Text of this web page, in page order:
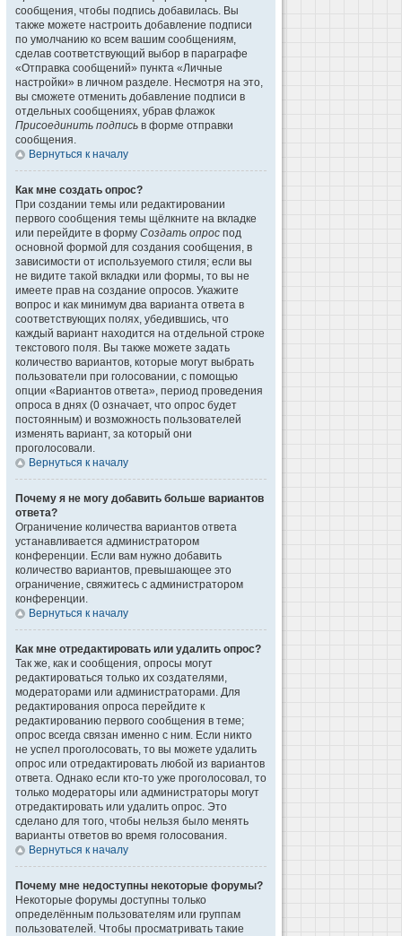
сообщения, чтобы подпись добавилась. Вы
также можете настроить добавление подписи
по умолчанию ко всем вашим сообщениям,
сделав соответствующий выбор в параграфе
«Отправка сообщений» пункта «Личные
настройки» в личном разделе. Несмотря на это,
вы сможете отменить добавление подписи в
отдельных сообщениях, убрав флажок
Присоединить подпись в форме отправки
сообщения.
Вернуться к началу
Как мне создать опрос?
При создании темы или редактировании
первого сообщения темы щёлкните на вкладке
или перейдите в форму Создать опрос под
основной формой для создания сообщения, в
зависимости от используемого стиля; если вы
не видите такой вкладки или формы, то вы не
имеете прав на создание опросов. Укажите
вопрос и как минимум два варианта ответа в
соответствующих полях, убедившись, что
каждый вариант находится на отдельной строке
текстового поля. Вы также можете задать
количество вариантов, которые могут выбрать
пользователи при голосовании, с помощью
опции «Вариантов ответа», период проведения
опроса в днях (0 означает, что опрос будет
постоянным) и возможность пользователей
изменять вариант, за который они
проголосовали.
Вернуться к началу
Почему я не могу добавить больше вариантов
ответа?
Ограничение количества вариантов ответа
устанавливается администратором
конференции. Если вам нужно добавить
количество вариантов, превышающее это
ограничение, свяжитесь с администратором
конференции.
Вернуться к началу
Как мне отредактировать или удалить опрос?
Так же, как и сообщения, опросы могут
редактироваться только их создателями,
модераторами или администраторами. Для
редактирования опроса перейдите к
редактированию первого сообщения в теме;
опрос всегда связан именно с ним. Если никто
не успел проголосовать, то вы можете удалить
опрос или отредактировать любой из вариантов
ответа. Однако если кто-то уже проголосовал, то
только модераторы или администраторы могут
отредактировать или удалить опрос. Это
сделано для того, чтобы нельзя было менять
варианты ответов во время голосования.
Вернуться к началу
Почему мне недоступны некоторые форумы?
Некоторые форумы доступны только
определённым пользователям или группам
пользователей. Чтобы просматривать такие